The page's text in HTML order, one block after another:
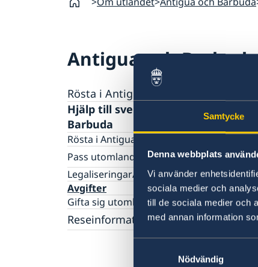
Samtycke
Denna webbplats
Vi använder
sociala medier och
till de sociala medier och
med annan information
Nödvändig
Antigua och Barbuda
Rösta i Antigua och Barbuda
Hjälp till svenskar i Antigua och
Barbuda
Rösta i Antigua och Barbuda
Pass utomlands
Förlust av pass
Legaliseringar/apostille
Avgifter
Gifta sig utomlands
Reseinformation
Ambassadens reseinformation